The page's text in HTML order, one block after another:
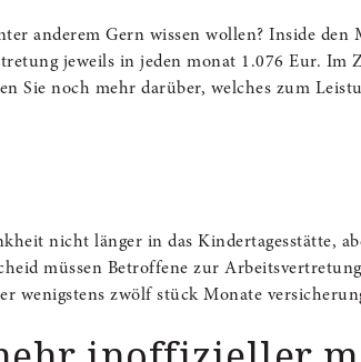
anderem Gern wissen wollen? Inside den
jeweils in jeden monat 1.076 Eur.
Sie noch mehr darüber, welches zum
nicht länger in das Kinder­tages­stätte,
müssen Betroffene zur
wenigs­tens zwölf stück Monate